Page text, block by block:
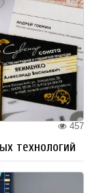
457
технологий